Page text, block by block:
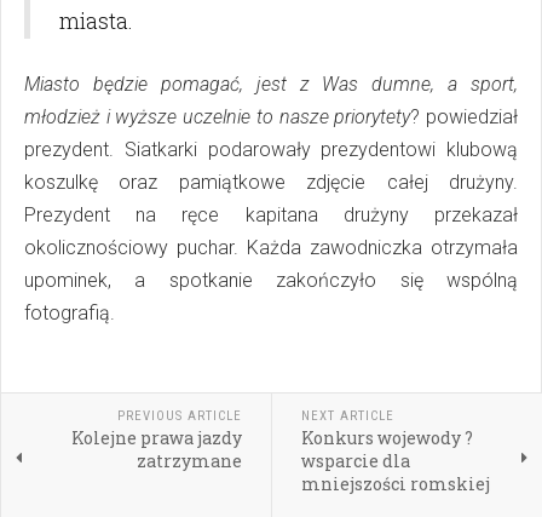
miasta.
Miasto będzie pomagać, jest z Was dumne, a sport,
młodzież i wyższe uczelnie to nasze priorytety? powiedział
prezydent. Siatkarki podarowały prezydentowi klubową
koszulkę oraz pamiątkowe zdjęcie całej drużyny.
Prezydent na ręce kapitana drużyny przekazał
okolicznościowy puchar. Każda zawodniczka otrzymała
upominek, a spotkanie zakończyło się wspólną
fotografią.
PREVIOUS ARTICLE
Kolejne prawa jazdy
zatrzymane
NEXT ARTICLE
Konkurs wojewody ?
wsparcie dla
mniejszości romskiej